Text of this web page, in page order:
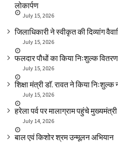
लोकार्पण
July 15, 2026
जिलाधिकारी ने स्वीकृत की दिव्यांग
July 15, 2026
फलदार पौधों का किया निःशुल्क वितरण
July 15, 2026
शिक्षा मंत्री डाॅ. रावत ने किया
July 15, 2026
हरेला पर्व पर मालाग्राम पहुंचे मुख्यमंत्री
July 14, 2026
बाल एवं किशोर श्रम उन्मूलन अभियान